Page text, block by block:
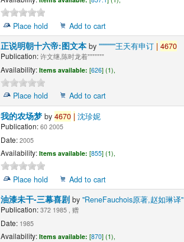
Place hold
Add to cart
正说明朝十六帝:图文本by """""""王天有申订 | 4670
Publication:许文继,陈时龙着"""""""
Availability: Items available: [626] (1),
Place hold
Add to cart
我的农场梦 by 4670 | 沈珍妮
Publication:60 2005
Date:2005
Availability: Items available: [855] (1),
Place hold
Add to cart
油漆未干-三幕喜剧 by "ReneFauchois原著,赵如琳译"
Publication:372 1985 , 赠
Date:1985
Availability: Items available: [870] (1),